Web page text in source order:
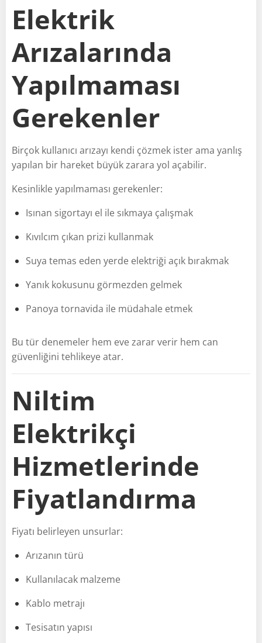
Elektrik
Arızalarında
Yapılmaması
Gerekenler
Birçok kullanıcı arızayı kendi çözmek ister ama yanlış
yapılan bir hareket büyük zarara yol açabilir.
Kesinlikle yapılmaması gerekenler:
Isınan sigortayı el ile sıkmaya çalışmak
Kıvılcım çıkan prizi kullanmak
Suya temas eden yerde elektriği açık bırakmak
Yanık kokusunu görmezden gelmek
Panoya tornavida ile müdahale etmek
Bu tür denemeler hem eve zarar verir hem can
güvenliğini tehlikeye atar.
Niltim
Elektrikçi
Hizmetlerinde
Fiyatlandırma
Fiyatı belirleyen unsurlar:
Arızanın türü
Kullanılacak malzeme
Kablo metrajı
Tesisatın yapısı